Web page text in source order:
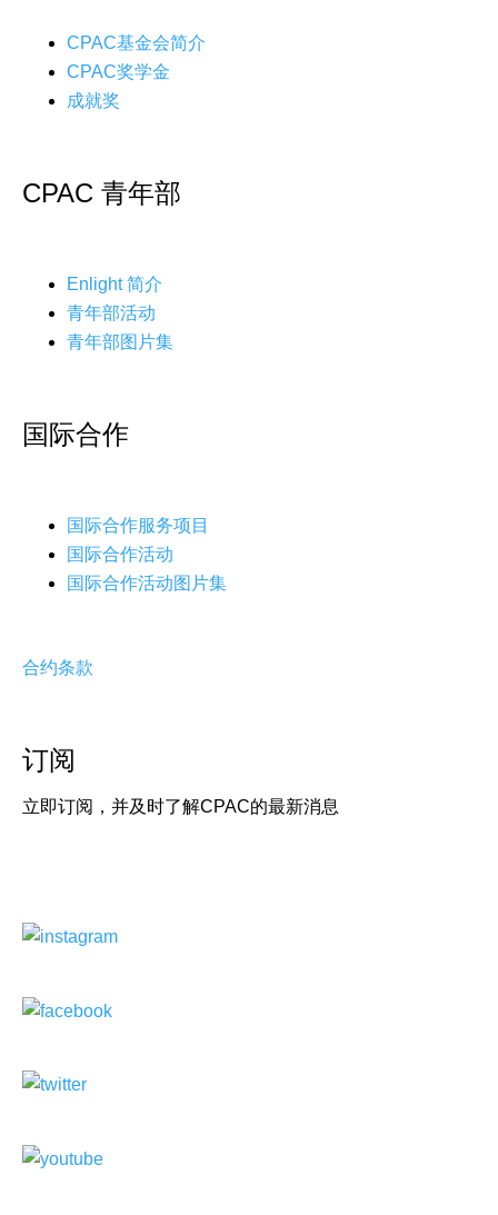
CPAC基金会简介
CPAC奖学金
成就奖
CPAC 青年部
Enlight 简介
青年部活动
青年部图片集
国际合作
国际合作服务项目
国际合作活动
国际合作活动图片集
合约条款
订阅
立即订阅，并及时了解CPAC的最新消息